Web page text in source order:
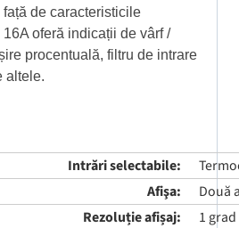
de caracteristicile
oferă indicații de vârf /
procentuală, filtru de intrare
altele.
Intrări selectabile:
Afişa:
Două
Rezoluție afișaj:
1